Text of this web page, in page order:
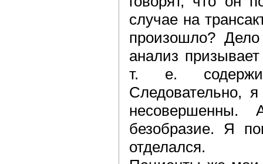
случае на
произошло?
анализ
т. е.
Следовательно,
безобразие. Я
отделался.